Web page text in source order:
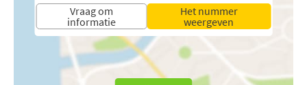
Vraag om
informatie
Het nummer
weergeven